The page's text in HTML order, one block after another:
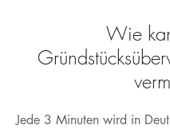
Hotline
DEUTSCH
BLOG
VULNERABILITY DISCLOSURE
Wie
Jede 3 Minuten wird in